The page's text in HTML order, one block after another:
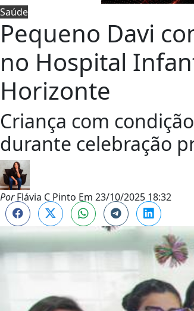
Saúde
Pequeno Davi
no Hospital
Horizonte
Criança com
durante celebração
PorFlávia C Pinto Em 23/10/2025 18:32